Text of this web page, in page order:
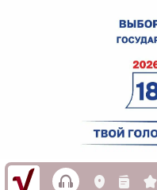
h L n s